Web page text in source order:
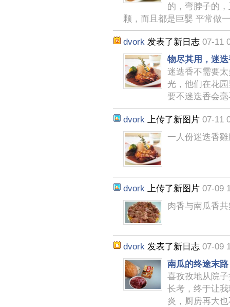
的，弯脖子的
颗，而且都是巨婴 平常做
dvork 发表了新日志 07-11
物尽其用，迷
迷迭香不需要
光，他们在花
要不迷迭香会
dvork 上传了新图片 07-11
一人份迷迭香
dvork 上传了新图片 07-09
肉香与南瓜香
dvork 发表了新日志 07-09
南瓜的终途末路
喜孜孜地从院
长考，终于让
炎，厨房再大